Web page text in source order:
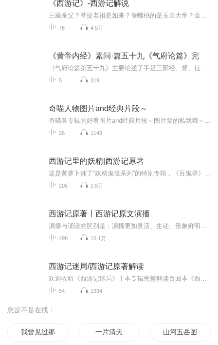
《西游记》-西游记解说
76 4.9万
《黄帝内经》素问·篇五十九《气府论篇》完
5 319
奇喵人物图片and经典片段～
26 1148
西游记里的妖精|西游记原著
205 2.8万
西游记原著丨西游记原文演播
498 16.1万
西游记迷局/西游记原著解读
54 1334
您是不是在找：
我曾见过那片星海 一片清天 山河五岳图